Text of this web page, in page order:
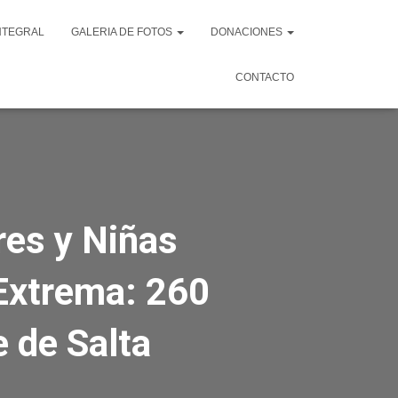
GALERIA DE FOTOS DONACIONES
CONTACTO
y Niñas
260
de Salta